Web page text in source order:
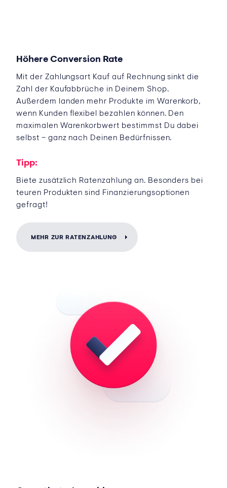
Höhere Conversion Rate
Mit der Zahlungsart Kauf auf Rechnung sinkt die
Zahl der Kaufabbrüche in Deinem Shop.
Außerdem landen mehr Produkte im Warenkorb,
wenn Kunden flexibel bezahlen können. Den
maximalen Warenkorbwert bestimmst Du dabei
selbst – ganz nach Deinen Bedürfnissen.
Tipp:
Biete zusätzlich Ratenzahlung an. Besonders bei
teuren Produkten sind Finanzierungsoptionen
gefragt!
MEHR ZUR RATENZAHLUNG